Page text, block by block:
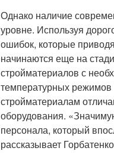
Однако наличие
уровне. Используя
ошибок, которые
начинаются еще на
стройматериалов с
температурных режимов
стройматериалам
оборудования.
персонала, который
рассказывает